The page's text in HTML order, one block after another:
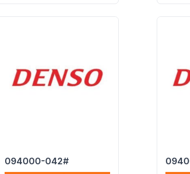
094000-042#